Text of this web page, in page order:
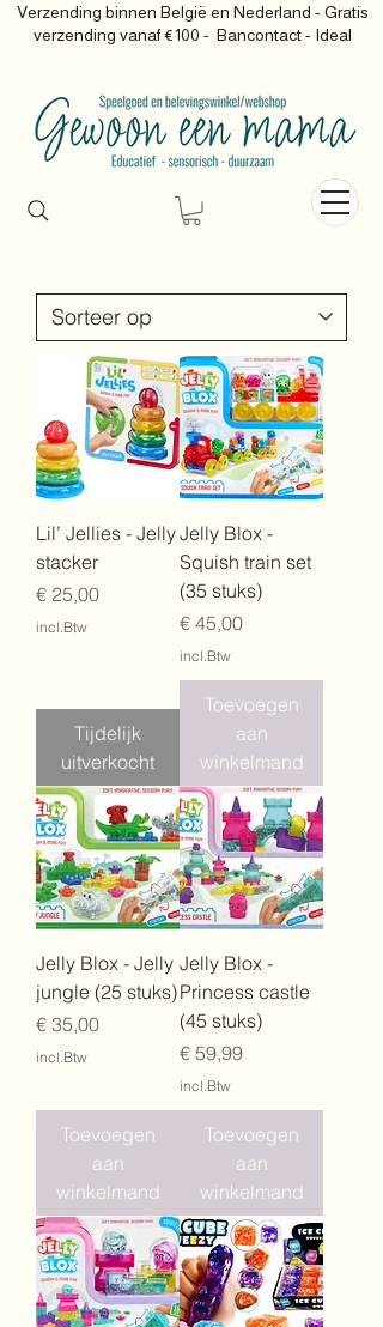
Verzending binnen België en Nederland - Gratis
verzending vanaf €100 - Bancontact - Ideal
Lil’ Jellies - Jelly
stacker
Prijs
€ 25,00
incl.Btw
Tijdelijk
uitverkocht
Jelly Blox -
Squish train set
(35 stuks)
Prijs
€ 45,00
incl.Btw
Toevoegen
aan
winkelmand
Jelly Blox - Jelly
jungle (25 stuks)
Prijs
€ 35,00
incl.Btw
Toevoegen
aan
winkelmand
Jelly Blox -
Princess castle
(45 stuks)
Prijs
€ 59,99
incl.Btw
Toevoegen
aan
winkelmand